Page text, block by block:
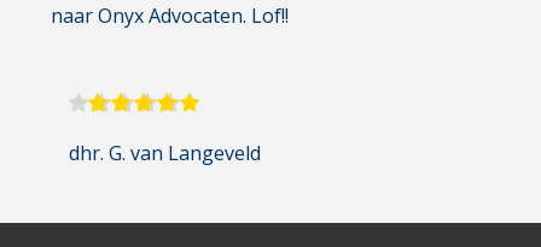
naar Onyx Advocaten. Lof!!
dhr. G. van Langeveld